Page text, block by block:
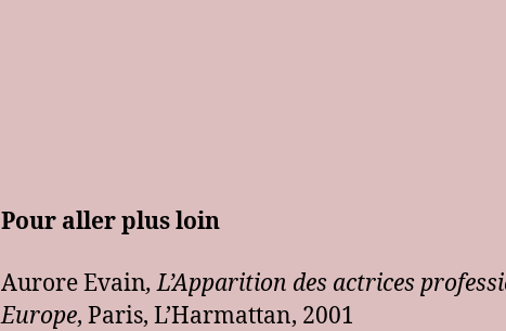
Pour aller plus loin
Aurore Evain, L’Apparition des actrices
Europe, Paris, L’Harmattan, 2001